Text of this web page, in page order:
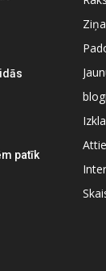
patīk
blogi